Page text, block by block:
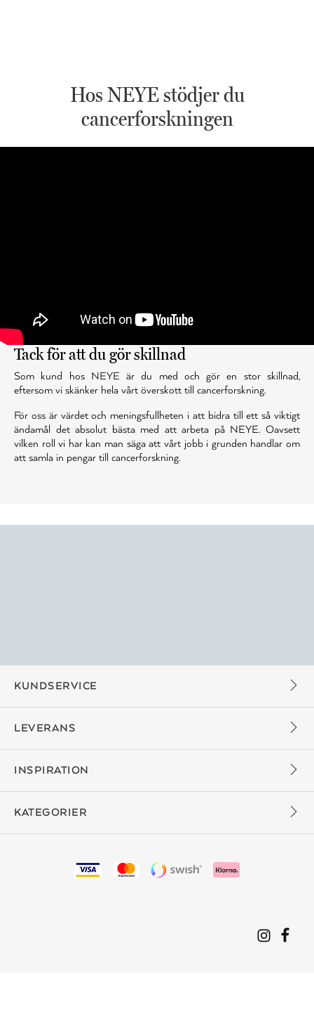
Hos NEYE stödjer du
cancerforskningen
Tack för att du gör skillnad
Som kund hos NEYE är du med och gör en stor skillnad,
eftersom vi skänker hela vårt överskott till cancerforskning.
För oss är värdet och meningsfullheten i att bidra till ett så viktigt
ändamål det absolut bästa med att arbeta på NEYE. Oavsett
vilken roll vi har kan man säga att vårt jobb i grunden handlar om
att samla in pengar till cancerforskning.
KUNDSERVICE
LEVERANS
INSPIRATION
KATEGORIER